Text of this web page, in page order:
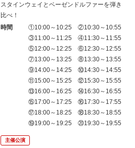
スタインウェイとベーゼンドルファーを弾き
比べ！
時間
①10:00～10:25 ②10:30～10:55
③11:00～11:25 ④11:30～11:55
⑤12:00～12:25 ⑥12:30～12:55
⑦13:00～13:25 ⑧13:30～13:55
⑨14:00～14:25 ⑩14:30～14:55
⑪15:00～15:25 ⑫15:30～15:55
⑬16:00～16:25 ⑭16:30～16:55
⑮17:00～17:25 ⑯17:30～17:55
⑰18:00～18:25 ⑱18:30～18:55
⑲19:00～19:25 ⑳19:30～19:55
主催公演